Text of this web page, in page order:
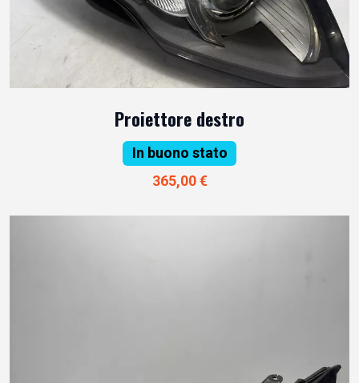
Proiettore destro
In buono stato
365,00 €